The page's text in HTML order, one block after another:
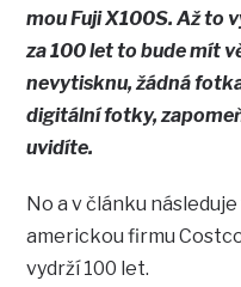
mou Fuji X100S. Až to
za 100 let to bude mít
nevytisknu, žádná
digitální fotky,
uvidíte.
No a v článku
americkou firmu
vydrží 100 let.